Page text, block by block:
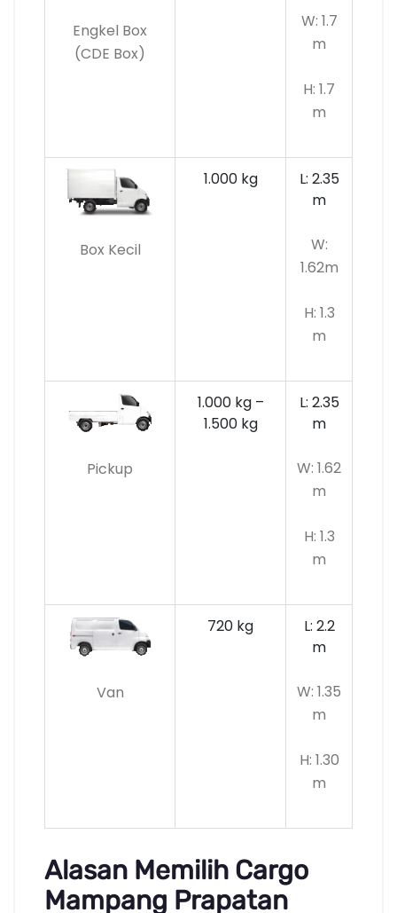
Engkel Box
(CDE Box)
W: 1.7
m
H: 1.7
m
Box Kecil
1.000 kg
L: 2.35
m
W:
1.62m
H: 1.3
m
Pickup
1.000 kg –
1.500 kg
L: 2.35
m
W: 1.62
m
H: 1.3
m
Van
720 kg
L: 2.2
m
W: 1.35
m
H: 1.30
m
Alasan Memilih Cargo
Mampang Prapatan